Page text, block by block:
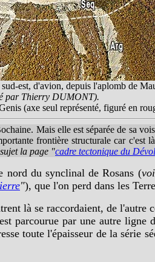
est, d'avion, depuis l'aplomb de
par Thierry DUMONT).
(axe seul représenté, figuré en
Mais elle est séparée de sa
frontière structurale car c'est
la page "cadre tectonique du
du synclinal de Rosans (
"), que l'on perd dans les
là se raccordaient, de l'autre
parcourue par une autre ligne
toute l'épaisseur de la série